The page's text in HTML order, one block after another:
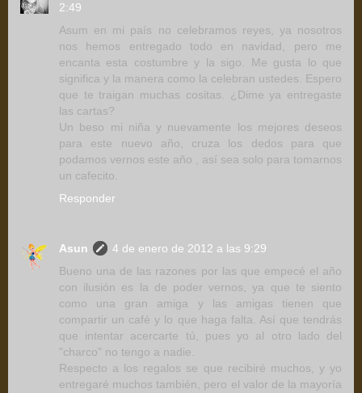
2:49
Asum en mi país no celebramos reyes, ya nosotros
nos hemos entregado todo en navidad, pero me
encanta esta costumbre y la sigo. Me gusta lo que
significa y la manera como la celebran ustedes. Espero
que te traigan muchas cositas. ¿Dime ya entregaste
las cartas?
Un beso mi niña y nuevamente los mejores deseos
para este nuevo año, cruza los dedos para que
podamos vernos este año , así sea solo para tomarnos
un cafecito.
Responder
Asun
4 de enero de 2012 a las 9:29
Bueno una de las razones por las que empecé el año
con ilusión es la de poder vernos, ya que te siento
como una gran amiga y las amigas tienen que
compartir un café y lo que haga falta. Así que tendrás
que intentar acercarte tú, pues yo al otro lado del
"charco" no tengo a nadie.
Respecto a los regalos se que recibiré muchos, y yo
entregaré muchos también, pero el valor de la mayoría